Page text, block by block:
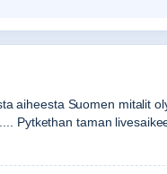
aiheesta Suomen mitalit
Pytkethan taman